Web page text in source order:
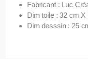
Fabricant : Luc
Dim toile : 32 cm X
Dim desssin : 25